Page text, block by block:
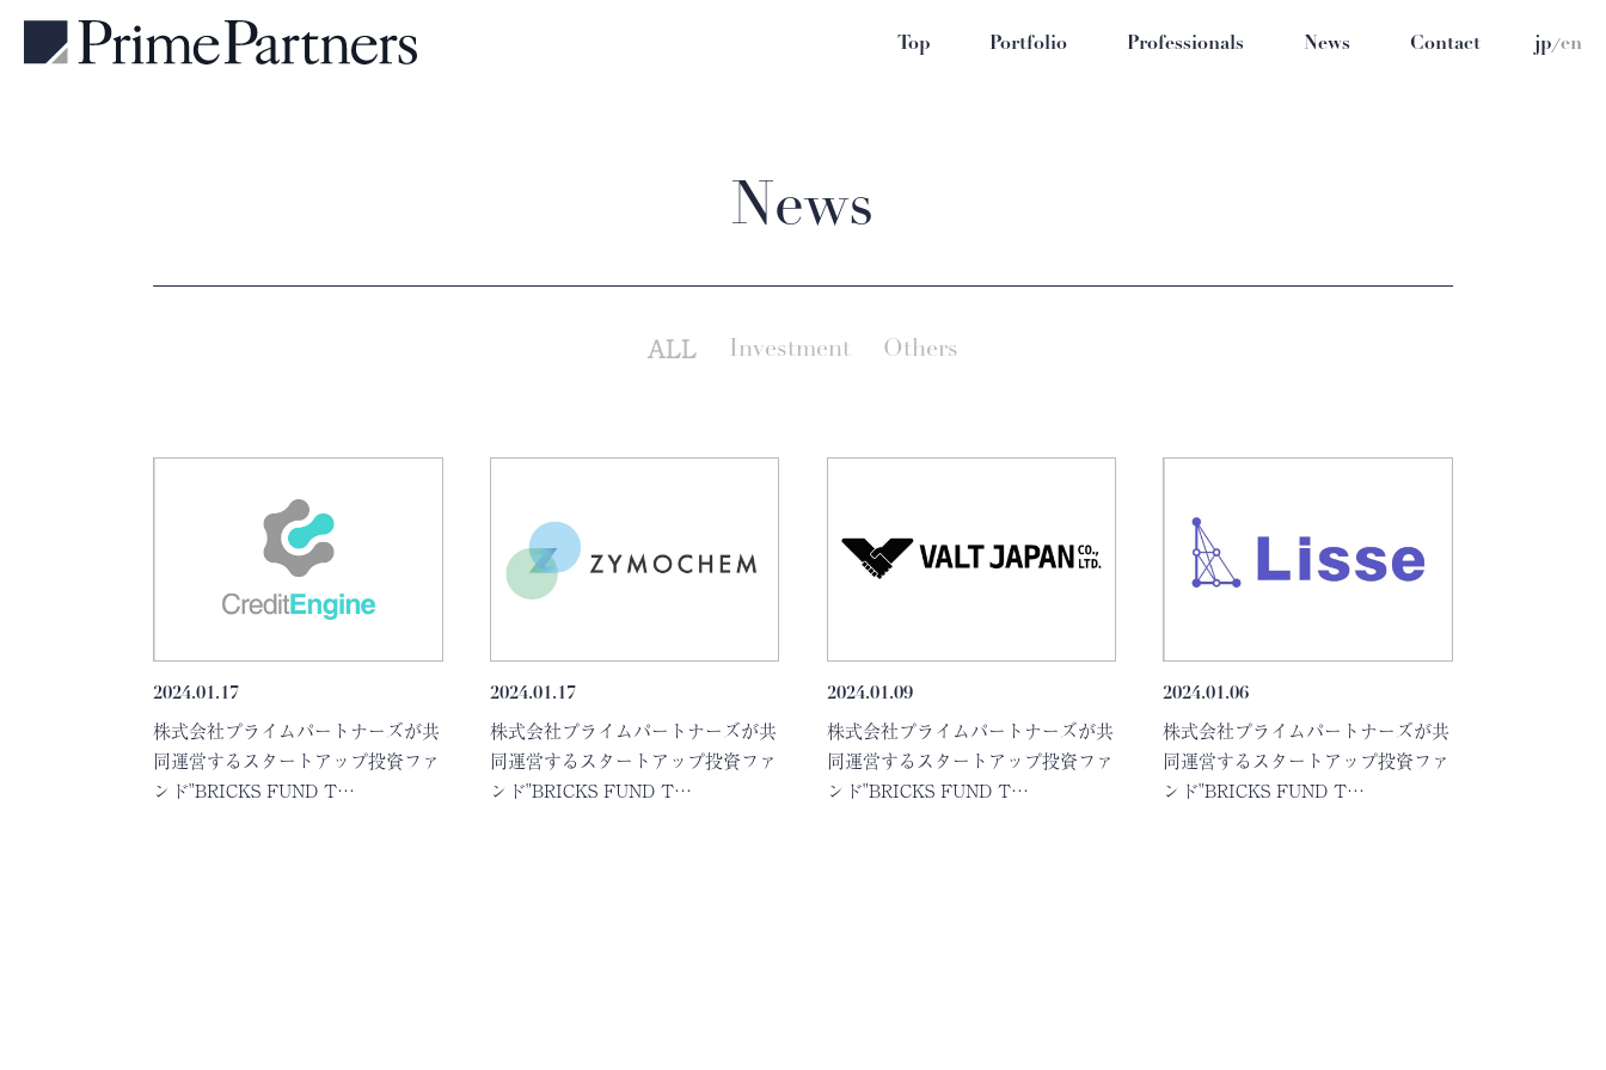
Top Portfolio Professionals News Contact jp/en
News
ALL Investment Others
2024.01.17
株式会社プライムパートナーズが共
同運営するスタートアップ投資ファ
ンド"BRICKS FUND T…
2024.01.17
株式会社プライムパートナーズが共
同運営するスタートアップ投資ファ
ンド"BRICKS FUND T…
2024.01.09
株式会社プライムパートナーズが共
同運営するスタートアップ投資ファ
ンド"BRICKS FUND T…
2024.01.06
株式会社プライムパートナーズが共
同運営するスタートアップ投資ファ
ンド"BRICKS FUND T…